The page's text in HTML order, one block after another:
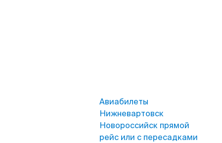
Авиабилеты
Нижневартовск
Новороссийск прямой
рейс или с пересадками